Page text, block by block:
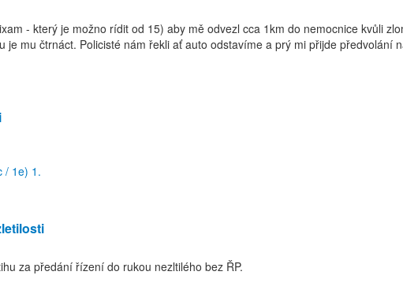
- který je možno rídit od 15) aby mě odvezl cca 1km do nemocnice kvůli
je mu čtrnáct. Policisté nám řekli ať auto odstavíme a prý mi přijde předvolání
/ 1e) 1.
za předání řízení do rukou nezltilého bez ŘP.